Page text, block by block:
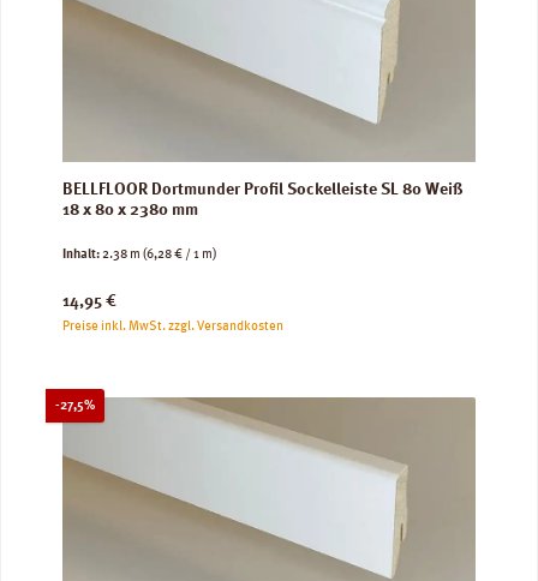
BELLFLOOR Dortmunder Profil Sockelleiste SL 80 Weiß
18 x 80 x 2380 mm
Inhalt:2.38 m (6,28 € / 1 m)
Regulärer Preis:
14,95 €
Preise inkl. MwSt. zzgl. Versandkosten
-27,5%Rabatt